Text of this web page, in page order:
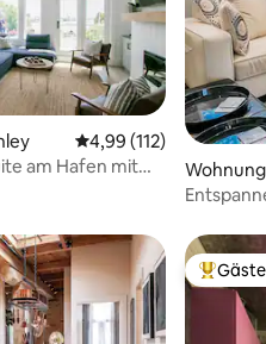
Durchschnittliche
4,99 (112)
am Hafen mit